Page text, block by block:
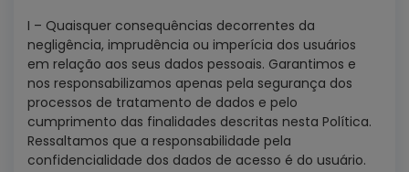
I – Quaisquer consequências decorrentes da
negligência, imprudência ou imperícia dos usuários
em relação aos seus dados pessoais. Garantimos e
nos responsabilizamos apenas pela segurança dos
processos de tratamento de dados e pelo
cumprimento das finalidades descritas nesta Política.
Ressaltamos que a responsabilidade pela
confidencialidade dos dados de acesso é do usuário.